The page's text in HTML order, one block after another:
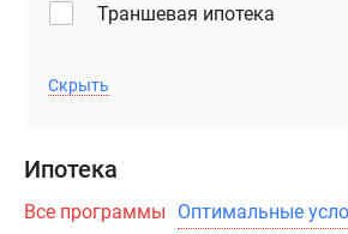
Траншевая ипотека
Скрыть
Ипотека
Все программы Оптимальные